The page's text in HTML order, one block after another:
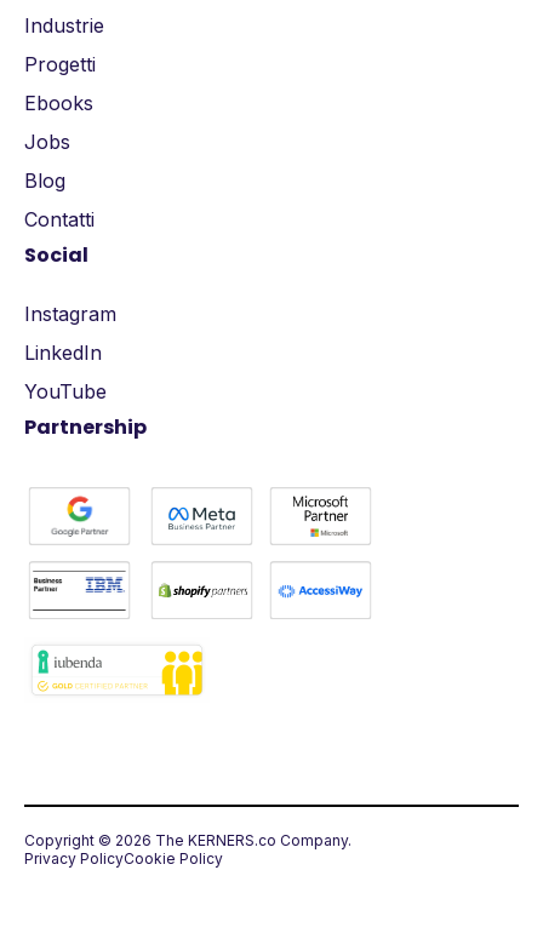
Industrie
Progetti
Ebooks
Jobs
Blog
Contatti
Social
Instagram
LinkedIn
YouTube
Partnership
Copyright © 2026 The KERNERS.co Company.
Privacy PolicyCookie Policy